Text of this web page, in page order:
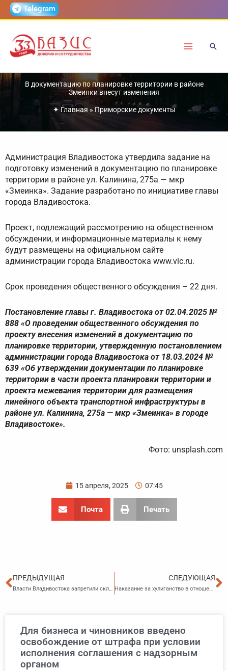
ПерейтиTelegram
В документацию по планировке территории в районе
Змеинки внесут изменения
✦ Главная »Приморские документы
Администрация Владивостока утвердила задание на
подготовку изменений в документацию по планировке
территории в районе ул. Калинина, 275а — мкр
«Змеинка». Задание разработано по инициативе главы
города Владивостока.
Проект, подлежащий рассмотрению на общественном
обсуждении, и информационные материалы к нему
будут размещены на официальном сайте
администрации города Владивостока www.vlc.ru.
Срок проведения общественного обсуждения – 22 дня.
Постановление главы г. Владивостока от 02.04.2025 №
888 «О проведении общественного обсуждения по
проекту внесения изменений в документацию по
планировке территории, утвержденную постановлением
администрации города Владивостока от 18.03.2024 №
639 «Об утверждении документации по планировке
территории в части проекта планировки территории и
проекта межевания территории для размещения
линейного объекта транспортной инфраструктуры в
районе ул. Калинина, 275а — мкр «Змеинка» в городе
Владивостоке».
Фото: unsplash.com
15 апреля, 2025 07:45
Почта Печать
Пред
ПРЕДЫДУЩАЯ
Власти Владивостока запретили складировать мусор и сухую траву у домов: даже чужой мусор придется убирать самим
СЛЕДУЮЩАЯ
Наказание за хулиганство в отношении беременных и детей предложили ужесточить
Для бизнеса и чиновников введено
освобождение от штрафа при условии
исполнения соглашения с надзорным
органом